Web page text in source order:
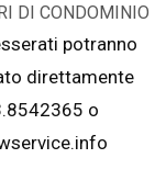
DI CONDOMINIO
potranno
direttamente
o